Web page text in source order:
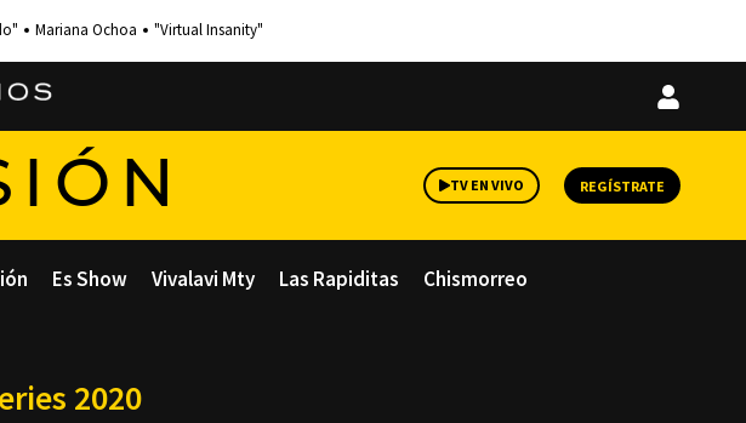
Mariana Ochoa "Virtual Insanity"
Iniciar
TV EN VIVO REGÍSTRATE
Es Show Vivalavi Mty Las Rapiditas Chismorreo
2020